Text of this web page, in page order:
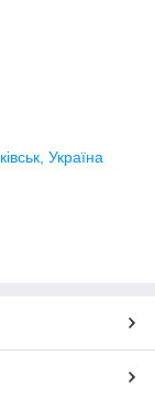
Україна